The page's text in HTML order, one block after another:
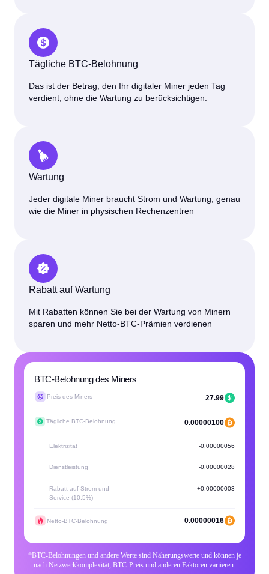
Tägliche BTC-Belohnung
Das ist der Betrag, den Ihr digitaler Miner jeden Tag
verdient, ohne die Wartung zu berücksichtigen.
Wartung
Jeder digitale Miner braucht Strom und Wartung, genau
wie die Miner in physischen Rechenzentren
Rabatt auf Wartung
Mit Rabatten können Sie bei der Wartung von Minern
sparen und mehr Netto-BTC-Prämien verdienen
BTC-Belohnung des Miners
Preis des Miners 27.99
Tägliche BTC-Belohnung 0.00000100
Elektrizität -0.00000056
Dienstleistung -0.00000028
Rabatt auf Strom und
Service (10,5%)
+0.00000003
Netto-BTC-Belohnung 0.00000016
*BTC-Belohnungen und andere Werte sind Näherungswerte und können je
nach Netzwerkkomplexität, BTC-Preis und anderen Faktoren variieren.